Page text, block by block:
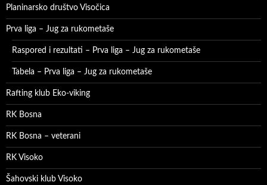
Planinarsko društvo Visočica
Prva liga – Jug za rukometaše
Raspored i rezultati – Prva liga – Jug za rukometaše
Tabela – Prva liga – Jug za rukometaše
Rafting klub Eko-viking
RK Bosna
RK Bosna – veterani
RK Visoko
Šahovski klub Visoko